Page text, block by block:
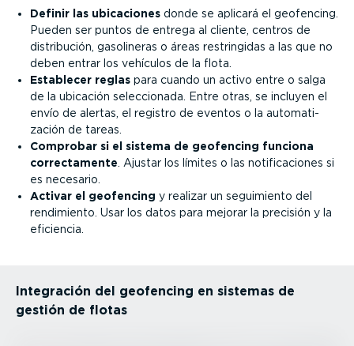
Definir las ubicacionesdonde se aplicará el geofencing.
Pueden ser puntos de entrega al cliente, centros de
distri­bución, gasolineras o áreas restrin­gidas a las que no
deben entrar los vehículos de la flota.
Establecer reglaspara cuando un activo entre o salga
de la ubicación selec­cionada. Entre otras, se incluyen el
envío de alertas, el registro de eventos o la automa­ti­
zación de tareas.
Comprobar si el sistema de geofencing funciona
correc­ta­mente. Ajustar los límites o las notifi­ca­ciones si
es necesario.
Activar el geofencing y realizar un seguimiento del
rendimiento. Usar los datos para mejorar la precisión y la
eficiencia.
Integración del geofencing en sistemas de
gestión de flotas